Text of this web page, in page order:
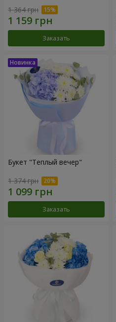
1 364 грн
Заказать
Букет "Теплый вечер"
1 374 грн
Заказать